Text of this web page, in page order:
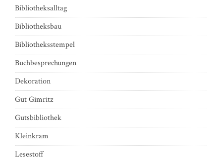
Bibliotheksalltag
Bibliotheksbau
Bibliotheksstempel
Buchbesprechungen
Dekoration
Gut Gimritz
Gutsbibliothek
Kleinkram
Lesestoff